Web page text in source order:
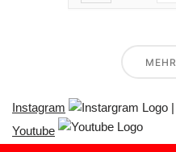
Instagram |
Youtube